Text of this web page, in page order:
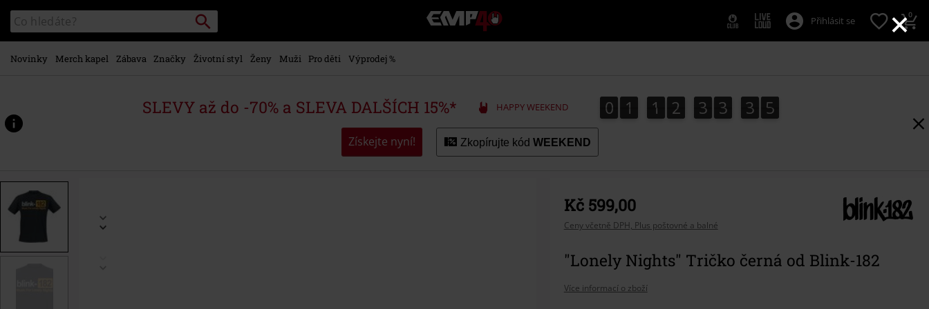
×
hlavnímu
obsahu
Katalog
vyhledávání
Vyhledávání
EMP
-
Hudba,
Merch
hráče,
Alternativní
Přihlásit se 0
Novinky Merch kapel Zábava Značky Životní styl Ženy Muži Pro děti Výprodej %
SLEVY až do -70% a SLEVA DALŠÍCH 15%* HAPPY WEEKEND 0
0 1
1 1
1 2
2 3
3 3
3 3
3 3
4
3
5
4
Získejte nyní! Zkopírujte kód WEEKEND
www.emp-
p/lonely-
507242.html
Kč 599,00
Ceny včetně DPH, Plus poštovné a balné
"Lonely Nights" Tričko černá od Blink-182
Více informací o zboží